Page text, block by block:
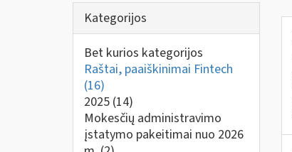
Kategorijos
Bet kurios kategorijos
Raštai, paaiškinimai Fintech
(16)
2025 (14)
Mokesčių administravimo
įstatymo pakeitimai nuo 2026